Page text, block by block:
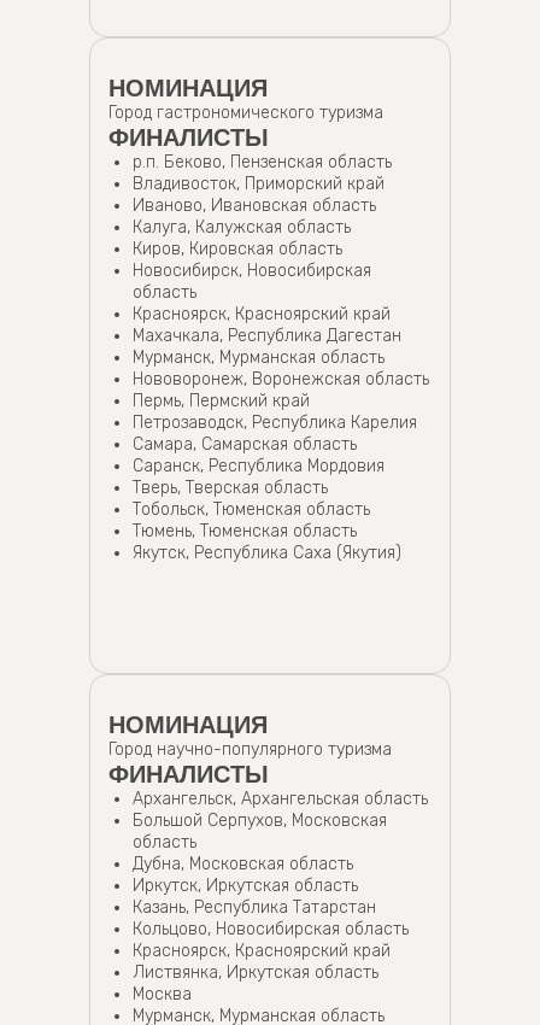
НОМИНАЦИЯ
Город гастрономического туризма
ФИНАЛИСТЫ
р.п. Беково, Пензенская область
Владивосток, Приморский край
Иваново, Ивановская область
Калуга, Калужская область
Киров, Кировская область
Новосибирск, Новосибирская
область
Красноярск, Красноярский край
Махачкала, Республика Дагестан
Мурманск, Мурманская область
Нововоронеж, Воронежская область
Пермь, Пермский край
Петрозаводск, Республика Карелия
Самара, Самарская область
Саранск, Республика Мордовия
Тверь, Тверская область
Тобольск, Тюменская область
Тюмень, Тюменская область
Якутск, Республика Саха (Якутия)
НОМИНАЦИЯ
Город научно-популярного туризма
ФИНАЛИСТЫ
Архангельск, Архангельская область
Большой Серпухов, Московская
область
Дубна, Московская область
Иркутск, Иркутская область
Казань, Республика Татарстан
Кольцово, Новосибирская область
Красноярск, Красноярский край
Листвянка, Иркутская область
Москва
Мурманск, Мурманская область